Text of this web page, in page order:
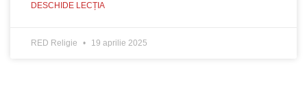
DESCHIDE LECȚIA
RED Religie 19 aprilie 2025